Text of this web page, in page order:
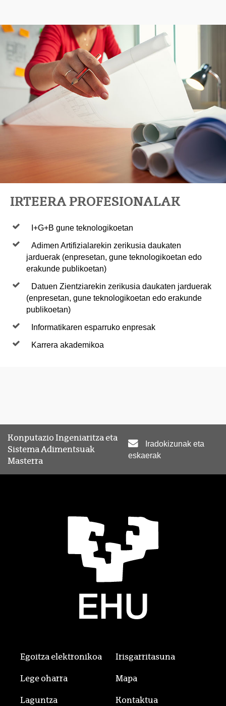
IRTEERA PROFESIONALAK
I+G+B gune teknologikoetan
Adimen Artifizialarekin zerikusia daukaten
jarduerak (enpresetan, gune teknologikoetan edo
erakunde publikoetan)
Datuen Zientziarekin zerikusia daukaten jarduerak
(enpresetan, gune teknologikoetan edo erakunde
publikoetan)
Informatikaren esparruko enpresak
Karrera akademikoa
Konputazio Ingeniaritza eta
Sistema Adimentsuak
Masterra
Iradokizunak eta
eskaerak
Egoitza elektronikoa Irisgarritasuna
Lege oharra Mapa
Laguntza Kontaktua